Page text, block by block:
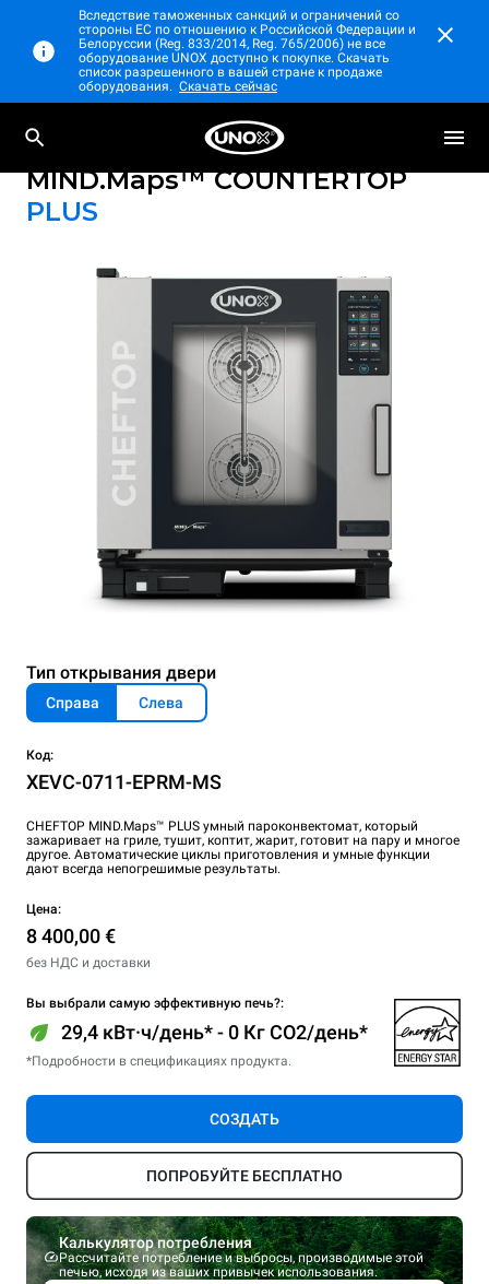
Вследствие таможенных санкций и ограничений со
стороны ЕС по отношению к Российской Федерации и
Белоруссии (Reg. 833/2014, Reg. 765/2006) не все
оборудование UNOX доступно к покупке. Скачать
список разрешенного в вашей стране к продаже
оборудования. Скачать сейчас
Профессиональный настольный
пароконвектомат
CHEFTOP
MIND.Maps™ COUNTERTOP
PLUS
Тип открывания двери
Справа Слева
Код:
XEVC-0711-EPRM-MS
CHEFTOP MIND.Maps™ PLUS умный пароконвектомат, который
зажаривает на гриле, тушит, коптит, жарит, готовит на пару и многое
другое. Автоматические циклы приготовления и умные функции
дают всегда непогрешимые результаты.
Цена:
8 400,00 €
без НДС и доставки
Вы выбрали самую эффективную печь?:
29,4 кВт·ч/день* - 0 Кг CO2/день*
*Подробности в спецификациях продукта.
СОЗДАТЬ
ПОПРОБУЙТЕ БЕСПЛАТНО
Калькулятор потребления
Рассчитайте потребление и выбросы, производимые этой
печью, исходя из ваших привычек использования.